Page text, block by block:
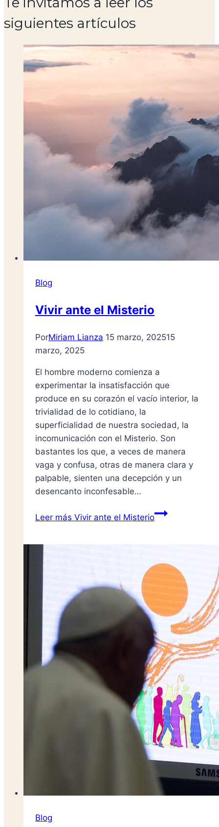
siguientes artículos
Blog
Vivir ante el Misterio
PorMiriam Lianza 15 marzo, 202515
marzo, 2025
El hombre moderno comienza a
experimentar la insatisfacción que
produce en su corazón el vacío interior, la
trivialidad de lo cotidiano, la
superficialidad de nuestra sociedad, la
incomunicación con el Misterio. Son
bastantes los que, a veces de manera
vaga y confusa, otras de manera clara y
palpable, sienten una decepción y un
desencanto inconfesable…
Leer más Vivir ante el Misterio
Blog